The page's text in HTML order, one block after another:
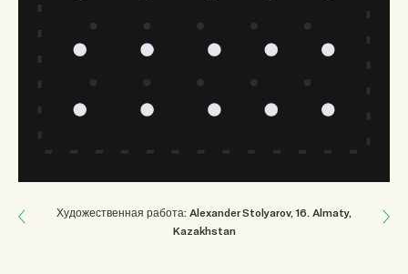
Художественная работа: Alexander Stolyarov, 16 Almaty,
Kazakhstan